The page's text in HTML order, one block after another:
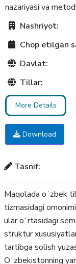
nazariyasi va
Nashriyot:
Chop etilgan
Davlat:
Tillar:
More Details
Download
Tasnif:
Maqolada oʻzbek
tizmasidagi
ular oʻrtasidagi
struktur
tartibga solish
Oʻzbekistonning